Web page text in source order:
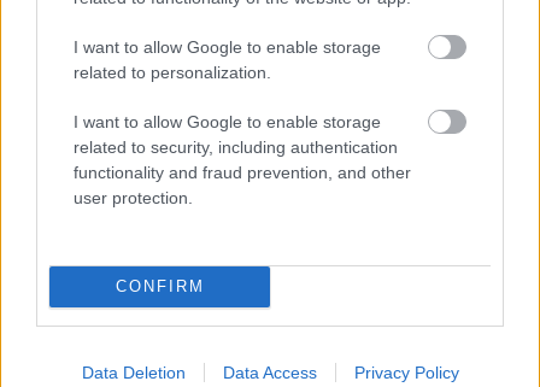
I want to allow Google to enable storage
related to personalization.
I want to allow Google to enable storage
related to security, including authentication
functionality and fraud prevention, and other
user protection.
CONFIRM
Data Deletion Data Access Privacy Policy